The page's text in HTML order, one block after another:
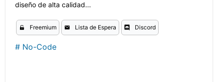
diseño de alta calidad...
Freemium Lista de Espera Discord
# No-Code